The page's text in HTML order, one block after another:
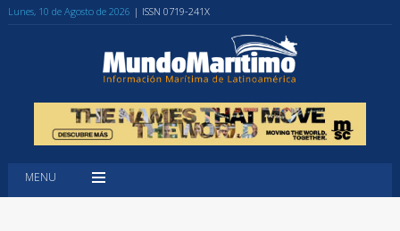
Lunes, 10 de Agosto de 2026 | ISSN 0719-241X
MENU